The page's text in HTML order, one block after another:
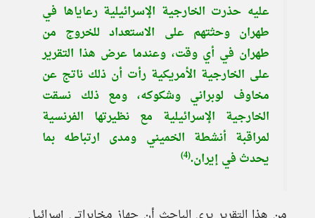
عليه حذرت الخارجية الإسرائيلية رعاياها في
طهران وحثتهم على الاستعداد للخروج من
طهران في أي وقت، وعندما عرض هذا التقرير
على الخارجية الأمريكية رأت أن ذلك ناتج عن
مخاوف لوبراني وشكوكه، ومع ذلك نسقت
الخارجية الإسرائيلية مع نظيرتها الفرنسية
لمراقبة أنشطة الخميني ومدى ارتباطه بما
يحدث في إيران.(4)